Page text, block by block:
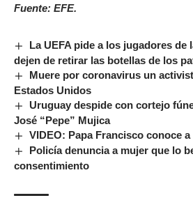
Fuente: EFE.
La UEFA pide a los jugadores de
dejen de retirar las botellas de los
Muere por coronavirus un
Estados Unidos
Uruguay despide con cortejo
José “Pepe” Mujica
VIDEO: Papa Francisco conoce
Policía denuncia a mujer que lo
consentimiento